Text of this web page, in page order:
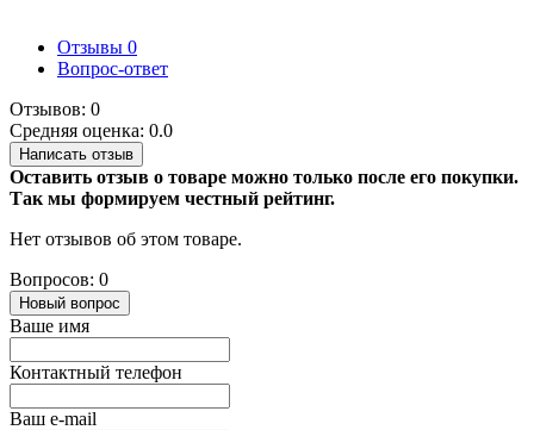
Отзывы 0
Вопрос-ответ
Отзывов: 0
Средняя оценка: 0.0
Написать отзыв
Оставить отзыв о товаре можно только после его покупки.
Так мы формируем честный рейтинг.
Нет отзывов об этом товаре.
Вопросов: 0
Новый вопрос
Ваше имя
Контактный телефон
Ваш e-mail